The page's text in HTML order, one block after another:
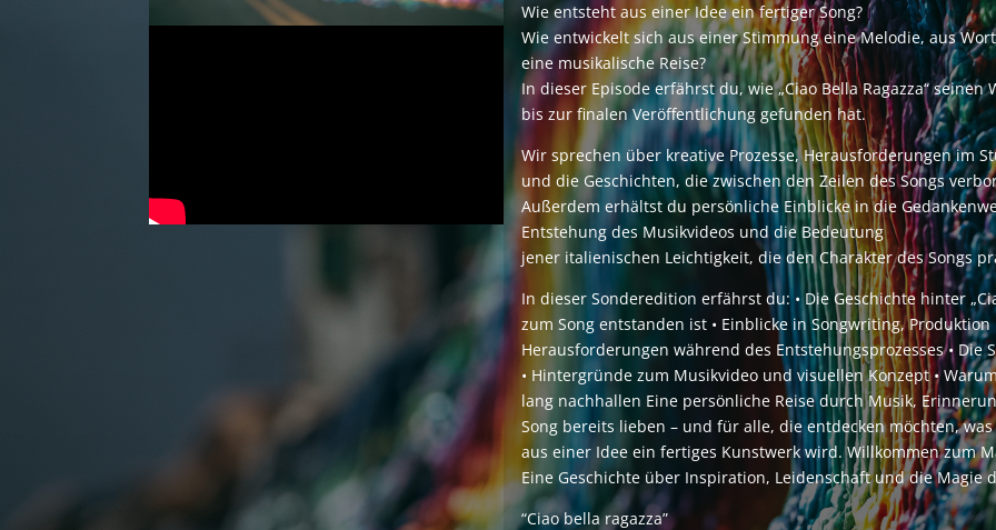
Wie entsteht aus einer Idee ein fertiger Song?
Wie entwickelt sich aus einer Stimmung eine Melodie, aus
eine musikalische Reise?
In dieser Episode erfährst du, wie „Ciao Bella Ragazza“
bis zur finalen Veröffentlichung gefunden hat.
Wir sprechen über kreative Prozesse, Herausforderungen im
und die Geschichten, die zwischen den Zeilen des Songs
Außerdem erhältst du persönliche Einblicke in die
Entstehung des Musikvideos und die Bedeutung
jener italienischen Leichtigkeit, die den Charakter des Songs
In dieser Sonderedition erfährst du: • Die Geschichte hinter
zum Song entstanden ist • Einblicke in Songwriting,
Herausforderungen während des Entstehungsprozesses • Die
• Hintergründe zum Musikvideo und visuellen Konzept •
lang nachhallen Eine persönliche Reise durch Musik,
Song bereits lieben – und für alle, die entdecken möchten,
aus einer Idee ein fertiges Kunstwerk wird. Willkommen zum
Eine Geschichte über Inspiration, Leidenschaft und die Magie
“Ciao bella ragazza”